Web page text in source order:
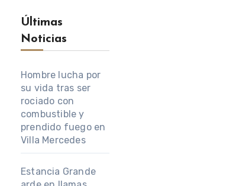
Últimas
Noticias
Hombre lucha por
su vida tras ser
rociado con
combustible y
prendido fuego en
Villa Mercedes
Estancia Grande